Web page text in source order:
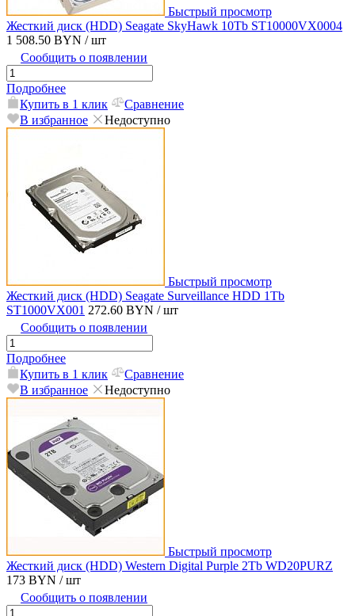
Быстрый просмотр
Жесткий диск (HDD) Seagate SkyHawk 10Tb ST10000VX0004
1 508.50 BYN / шт
Сообщить о появлении
Подробнее
Купить в 1 клик
Сравнение
В избранное
Недоступно
Быстрый просмотр
Жесткий диск (HDD) Seagate Surveillance HDD 1Tb
ST1000VX001 272.60 BYN / шт
Сообщить о появлении
Подробнее
Купить в 1 клик
Сравнение
В избранное
Недоступно
Быстрый просмотр
Жесткий диск (HDD) Western Digital Purple 2Tb WD20PURZ
173 BYN / шт
Сообщить о появлении